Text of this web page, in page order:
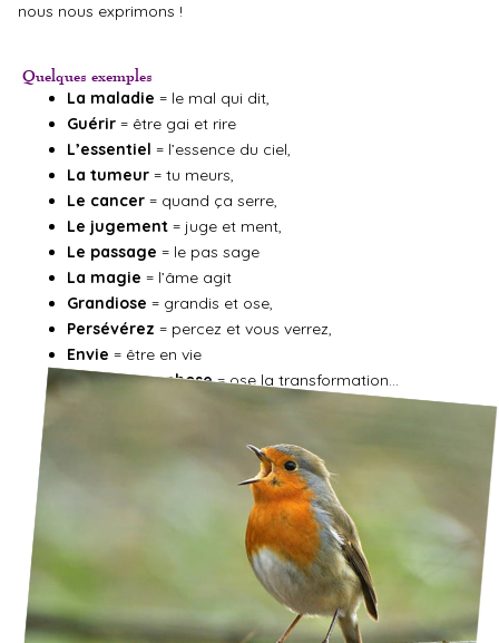
nous nous exprimons !
Quelques exemples
La maladie = le mal qui dit,
Guérir = être gai et rire
L’essentiel = l’essence du ciel,
La tumeur = tu meurs,
Le cancer = quand ça serre,
Le jugement = juge et ment,
Le passage = le pas sage
La magie = l’âme agit
Grandiose = grandis et ose,
Persévérez = percez et vous verrez,
Envie = être en vie
La métamorphose= ose la transformation…